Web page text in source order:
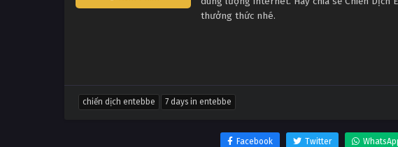
thưởng thức nhé.
chiến dịch entebbe 7 days in entebbe
Facebook Twitter